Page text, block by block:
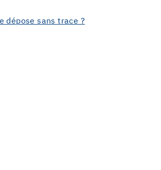
dépose sans trace ?